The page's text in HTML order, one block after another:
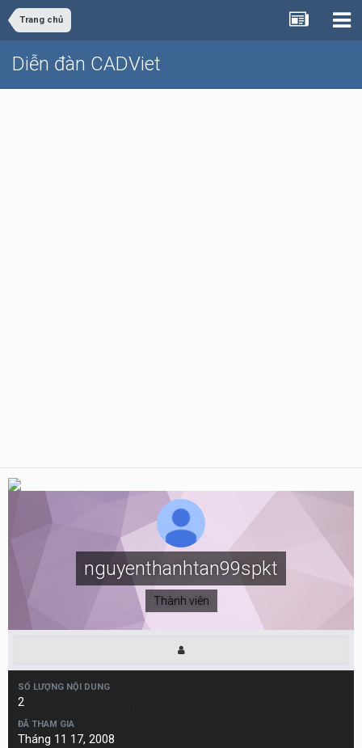
Trang chủ
Diễn đàn CADViet
nguyenthanhtan99spkt
Thành viên
SỐ LƯỢNG NỘI DUNG
2
ĐÃ THAM GIA
Tháng 11 17, 2008